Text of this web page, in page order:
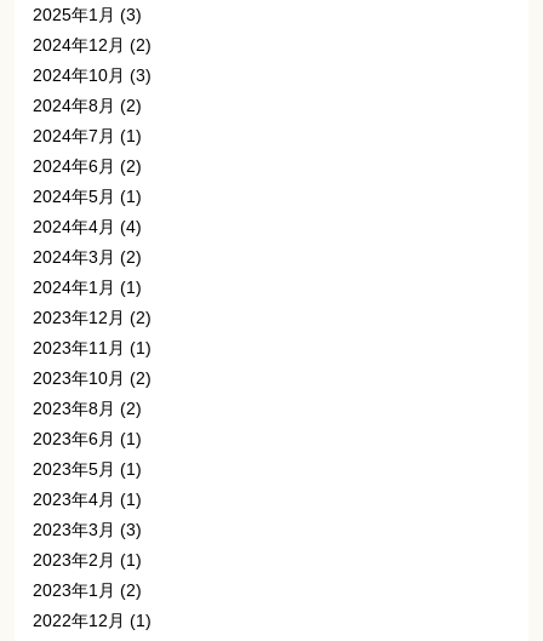
2025年1月 (3)
2024年12月 (2)
2024年10月 (3)
2024年8月 (2)
2024年7月 (1)
2024年6月 (2)
2024年5月 (1)
2024年4月 (4)
2024年3月 (2)
2024年1月 (1)
2023年12月 (2)
2023年11月 (1)
2023年10月 (2)
2023年8月 (2)
2023年6月 (1)
2023年5月 (1)
2023年4月 (1)
2023年3月 (3)
2023年2月 (1)
2023年1月 (2)
2022年12月 (1)